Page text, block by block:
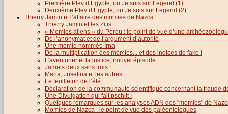
Première Pley d’Égypte, ou Je suis sur Legend (1)
Deuxième Pley d’Égypte, ou Je suis sur Legend (2)
Thierry Jamin et l’affaire des momies de Nazca
Thierry Jamin et les Zitis
« Momies aliens » du Pérou : le point de vue d’une
De l’anonymat et de l’argument d’autorité
Une momie nommée Irna
De la multiplication des momies... et des indices de fake !
L’aventurier et la justice, nouvel épisode
Jamais deux sans trois !
Maria, Josefina et les autres
Le feuilleton de l’été
Déclaration de la communauté scientifique concernant la fraude
Une Divulgation qui fait pschitt !
Quelques remarques sur les analyses ADN des "momies" de
Momies de Nazca : le point de vue des paléontologues